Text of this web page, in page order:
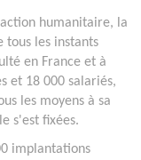
humanitaire, la
tous les instants
en France et à
et 18 000 salariés,
les moyens à sa
s'est fixées.
implantations